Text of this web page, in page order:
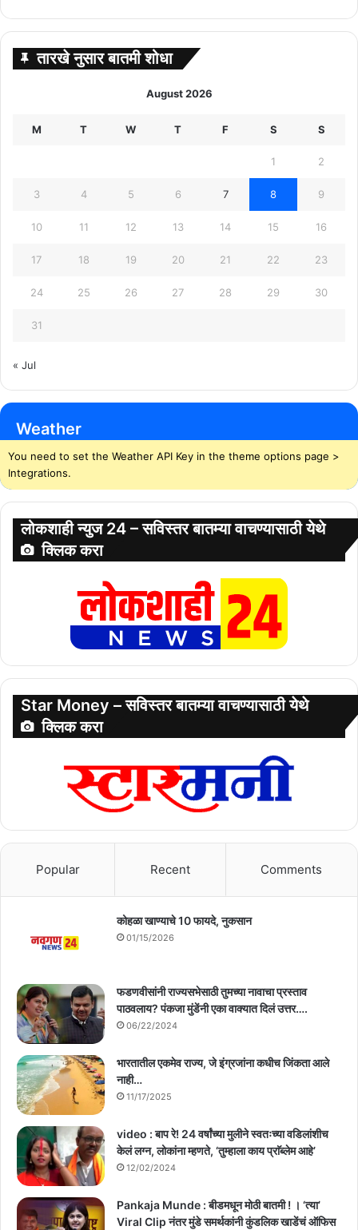
तारखे नुसार बातमी शोधा
August 2026
M T W T F S S
1 2
3 4 5 6 7 8 9
10 11 12 13 14 15 16
17 18 19 20 21 22 23
24 25 26 27 28 29 30
31
« Jul
Weather
You need to set the Weather API Key in the theme options page >
Integrations.
लोकशाही न्युज 24 – सविस्तर बातम्या वाचण्यासाठी येथे
क्लिक करा
Star Money – सविस्तर बातम्या वाचण्यासाठी येथे
क्लिक करा
Popular Recent Comments
कोहळा खाण्याचे 10 फायदे, नुकसान
01/15/2026
फडणवीसांनी राज्यसभेसाठी तुमच्या नावाचा प्रस्ताव
पाठवलाय? पंकजा मुंडेंनी एका वाक्यात दिलं उत्तर….
06/22/2024
भारतातील एकमेव राज्य, जे इंग्रजांना कधीच जिंकता आले
नाही…
11/17/2025
video : बाप रे! 24 वर्षांच्या मुलीने स्वतःच्या वडिलांशीच
केलं लग्न, लोकांना म्हणते, ‘तुम्हाला काय प्राॅब्लेम आहे’
12/02/2024
Pankaja Munde : बीडमधून मोठी बातमी ! । ‘त्या’
Viral Clip नंतर मुंडे समर्थकांनी कुंडलिक खाडेंचं ऑफिस